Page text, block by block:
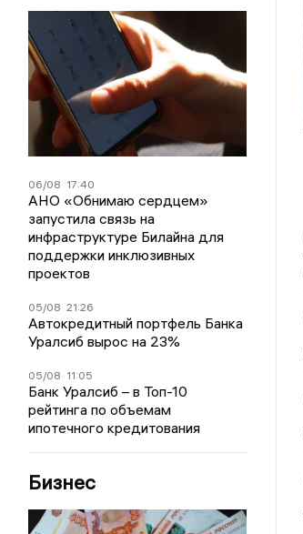
06/08 17:40
АНО «Обнимаю сердцем»
запустила связь на
инфраструктуре Билайна для
поддержки инклюзивных
проектов
05/08 21:26
Автокредитный портфель Банка
Уралсиб вырос на 23%
05/08 11:05
Банк Уралсиб – в Топ-10
рейтинга по объемам
ипотечного кредитования
Бизнес